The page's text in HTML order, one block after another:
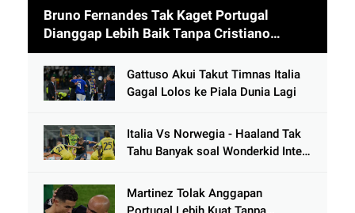
Bruno Fernandes Tak Kaget Portugal
Dianggap Lebih Baik Tanpa Cristiano
Ronaldo usai Cetak 9 Gol
Gattuso Akui Takut Timnas Italia
Gagal Lolos ke Piala Dunia Lagi
Italia Vs Norwegia - Haaland Tak
Tahu Banyak soal Wonderkid Inter
Martinez Tolak Anggapan